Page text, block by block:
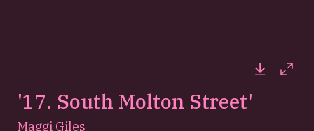
'17. South Molton Street'
Maggi Giles